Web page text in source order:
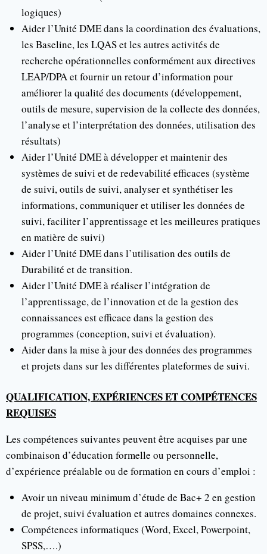
logiques)
Aider l’Unité DME dans la coordination des évaluations,
les Baseline, les LQAS et les autres activités de
recherche opérationnelles conformément aux directives
LEAP/DPA et fournir un retour d’information pour
améliorer la qualité des documents (développement,
outils de mesure, supervision de la collecte des données,
l’analyse et l’interprétation des données, utilisation des
résultats)
Aider l’Unité DME à développer et maintenir des
systèmes de suivi et de redevabilité efficaces (système
de suivi, outils de suivi, analyser et synthétiser les
informations, communiquer et utiliser les données de
suivi, faciliter l’apprentissage et les meilleures pratiques
en matière de suivi)
Aider l’Unité DME dans l’utilisation des outils de
Durabilité et de transition.
Aider l’Unité DME à réaliser l’intégration de
l’apprentissage, de l’innovation et de la gestion des
connaissances est efficace dans la gestion des
programmes (conception, suivi et évaluation).
Aider dans la mise à jour des données des programmes
et projets dans sur les différentes plateformes de suivi.
QUALIFICATION, EXPÉRIENCES ET COMPÉTENCES
REQUISES
Les compétences suivantes peuvent être acquises par une
combinaison d’éducation formelle ou personnelle,
d’expérience préalable ou de formation en cours d’emploi :
Avoir un niveau minimum d’étude de Bac+ 2 en gestion
de projet, suivi évaluation et autres domaines connexes.
Compétences informatiques (Word, Excel, Powerpoint,
SPSS,….)